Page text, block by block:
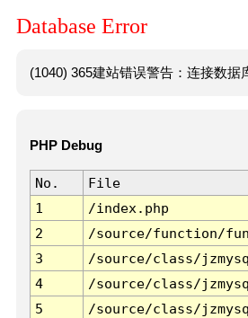
Database Error
(1040) 365建站错误警告：连接数据
PHP Debug
No. File
1
/index.php
2
/source/function/
3
/source/class/
4
/source/class/
5
/source/class/